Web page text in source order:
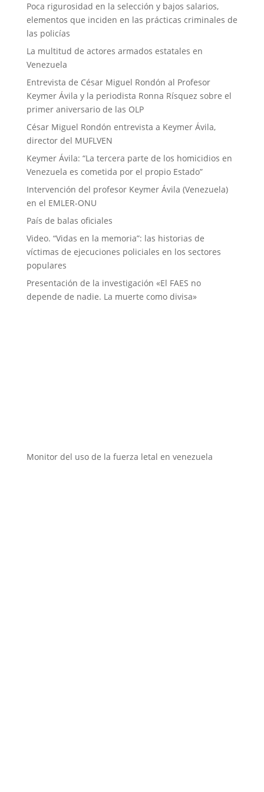
Poca rigurosidad en la selección y bajos salarios,
elementos que inciden en las prácticas criminales de
las policías
La multitud de actores armados estatales en
Venezuela
Entrevista de César Miguel Rondón al Profesor
Keymer Ávila y la periodista Ronna Rísquez sobre el
primer aniversario de las OLP
César Miguel Rondón entrevista a Keymer Ávila,
director del MUFLVEN
Keymer Ávila: “La tercera parte de los homicidios en
Venezuela es cometida por el propio Estado”
Intervención del profesor Keymer Ávila (Venezuela)
en el EMLER-ONU
País de balas oficiales
Video. “Vidas en la memoria”: las historias de
víctimas de ejecuciones policiales en los sectores
populares
Presentación de la investigación «El FAES no
depende de nadie. La muerte como divisa»
Monitor del uso de la fuerza letal en venezuela